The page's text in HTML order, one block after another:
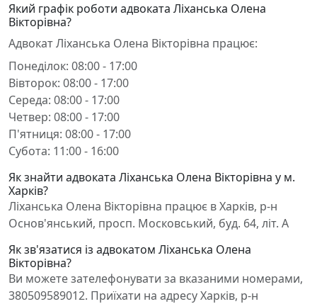
Який графік роботи адвоката Ліханська Олена
Вікторівна?
Адвокат Ліханська Олена Вікторівна працює:
Понеділок: 08:00 - 17:00
Вівторок: 08:00 - 17:00
Середа: 08:00 - 17:00
Четвер: 08:00 - 17:00
П'ятниця: 08:00 - 17:00
Субота: 11:00 - 16:00
Як знайти адвоката Ліханська Олена Вікторівна у м.
Харків?
Ліханська Олена Вікторівна працює в Харків, р-н
Основ'янський, просп. Московський, буд. 64, літ. А
Як зв'язатися із адвокатом Ліханська Олена
Вікторівна?
Ви можете зателефонувати за вказаними номерами,
380509589012. Приїхати на адресу Харків, р-н